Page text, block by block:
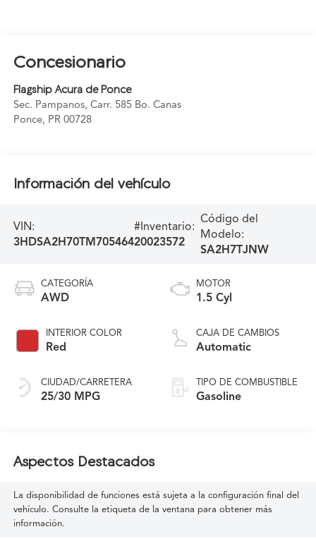
Concesionario
Flagship Acura de Ponce
Sec. Pampanos, Carr. 585 Bo. Canas
Ponce, PR 00728
Información del vehículo
VIN:
3HDSA2H70TM705464
#Inventario:
20023572
Código del
Modelo:
SA2H7TJNW
CATEGORÍA
AWD
INTERIOR COLOR
Red
CIUDAD/CARRETERA
25/30 MPG
MOTOR
1.5 Cyl
CAJA DE CAMBIOS
Automatic
TIPO DE COMBUSTIBLE
Gasoline
Aspectos Destacados
La disponibilidad de funciones está sujeta a la configuración final del
vehículo. Consulte la etiqueta de la ventana para obtener más
información.